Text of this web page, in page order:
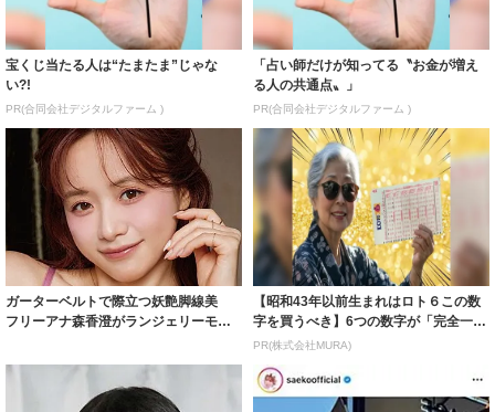
宝くじ当たる人は“たまたま”じゃな
い?!
PR(合同会社デジタルファーム )
「占い師だけが知ってる〝お金が増え
る人の共通点〟」
PR(合同会社デジタルファーム )
ガーターベルトで際立つ妖艶脚線美
フリーアナ森香澄がランジェリーモデ
【昭和43年以前生まれはロト６この数
字を買うべき】6つの数字が「完全一
致」する方...
PR(株式会社MURA)